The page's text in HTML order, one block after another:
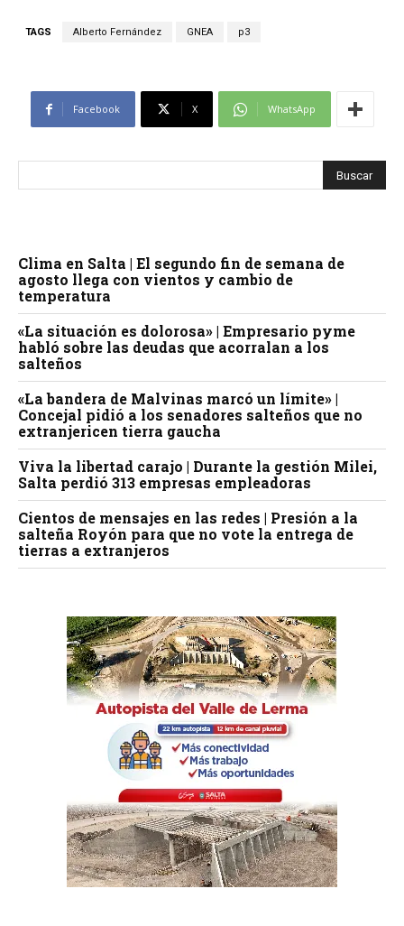
TAGS Alberto Fernández GNEA p3
Facebook X WhatsApp
Clima en Salta | El segundo fin de semana de
agosto llega con vientos y cambio de
temperatura
«La situación es dolorosa» | Empresario pyme
habló sobre las deudas que acorralan a los
salteños
«La bandera de Malvinas marcó un límite» |
Concejal pidió a los senadores salteños que no
extranjericen tierra gaucha
Viva la libertad carajo | Durante la gestión Milei,
Salta perdió 313 empresas empleadoras
Cientos de mensajes en las redes | Presión a la
salteña Royón para que no vote la entrega de
tierras a extranjeros